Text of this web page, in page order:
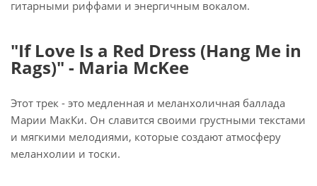
гитарными риффами и энергичным вокалом.
"If Love Is a Red Dress (Hang Me in
Rags)" - Maria McKee
Этот трек - это медленная и меланхоличная баллада
Марии МакКи. Он славится своими грустными текстами
и мягкими мелодиями, которые создают атмосферу
меланхолии и тоски.